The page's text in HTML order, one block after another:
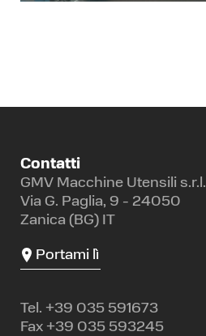
Contatti
GMV Macchine Utensili s.r.l.
Via G. Paglia, 9 - 24050
Zanica (BG) IT
Portami lì
Tel. +39 035 591673
Fax +39 035 593245